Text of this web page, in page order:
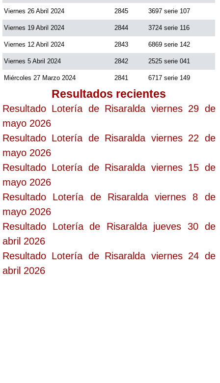
Viernes 26 Abril 2024 2845 3697 serie 107
Viernes 19 Abril 2024 2844 3724 serie 116
Viernes 12 Abril 2024 2843 6869 serie 142
Viernes 5 Abril 2024 2842 2525 serie 041
Miércoles 27 Marzo 2024 2841 6717 serie 149
Resultados recientes
Resultado Lotería de Risaralda viernes 29 de
mayo 2026
Resultado Lotería de Risaralda viernes 22 de
mayo 2026
Resultado Lotería de Risaralda viernes 15 de
mayo 2026
Resultado Lotería de Risaralda viernes 8 de
mayo 2026
Resultado Lotería de Risaralda jueves 30 de
abril 2026
Resultado Lotería de Risaralda viernes 24 de
abril 2026